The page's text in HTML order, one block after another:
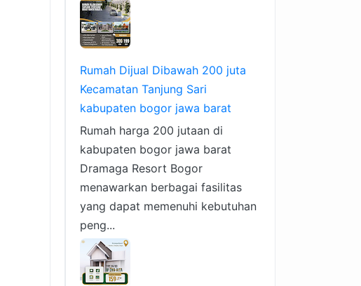
Rumah Dijual Dibawah 200 juta
Kecamatan Tanjung Sari
kabupaten bogor jawa barat
Rumah harga 200 jutaan di
kabupaten bogor jawa barat
Dramaga Resort Bogor
menawarkan berbagai fasilitas
yang dapat memenuhi kebutuhan
peng...